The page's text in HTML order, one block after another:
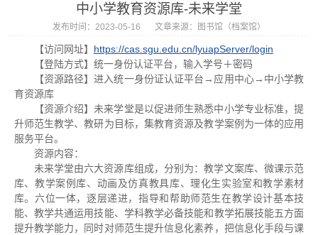
中小学教育资源库-未来学堂
发布时间：2023-05-16 文章来源：图书馆（档案馆）
【访问网址】 https://cas.sgu.edu.cn/lyuapServer/login
【登陆方式】统一身份认证平台，输入学号＋密码
【资源路径】进入统一身份证认证平台→应用中心→中小学教
育资源库
【资源介绍】未来学堂是以促进师生熟悉中小学专业标准，提
升师范生教学、教研为目标，集教育资源及教学案例为一体的应用
服务平台。
资源内容：
未来学堂由六大资源库组成，分别为：教学文案库、微课示范
库、教学案例库、动画及仿真教具库、理化生实验室和教学素材
库。六位一体，逐层递进，指导和帮助师范生在教学设计基本技
能、教学共通运用技能、学科教学必备技能和教学拓展技能五方面
提升教学能力，同时对师范生提升信息化素养，把信息化手段与课